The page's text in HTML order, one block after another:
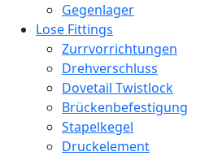
Gegenlager
Lose Fittings
Zurrvorrichtungen
Drehverschluss
Dovetail Twistlock
Brückenbefestigung
Stapelkegel
Druckelement